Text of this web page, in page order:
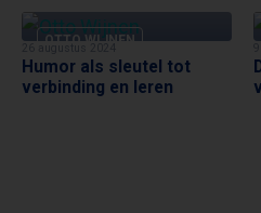
OTTO WIJNEN
Humor als sleutel tot
verbinding en leren